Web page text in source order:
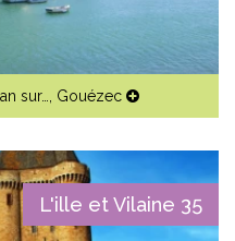
sur…, Gouézec
L'ille et Vilaine 35